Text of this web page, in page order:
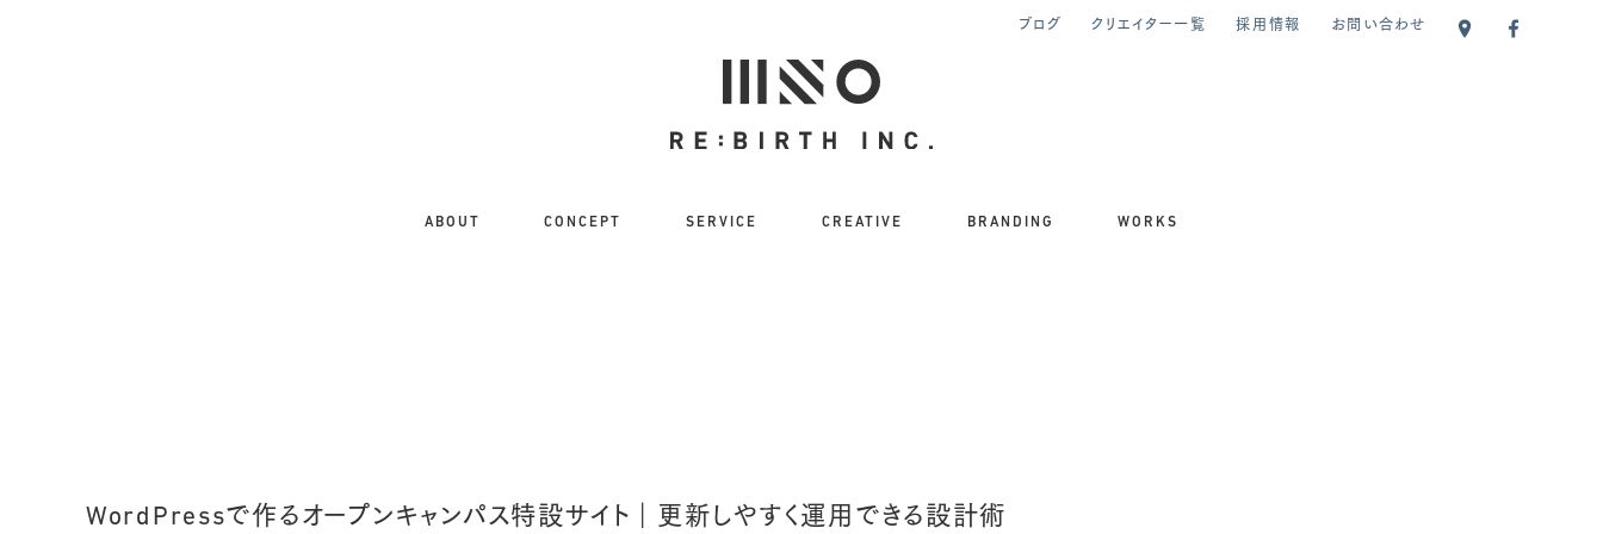
ブログ クリエイター一覧 採用情報 お問い合わせ
ABOUT CONCEPT SERVICE CREATIVE BRANDING WORKS
WordPressで作るオープンキャンパス特設サイト｜更新しやすく運用できる設計術